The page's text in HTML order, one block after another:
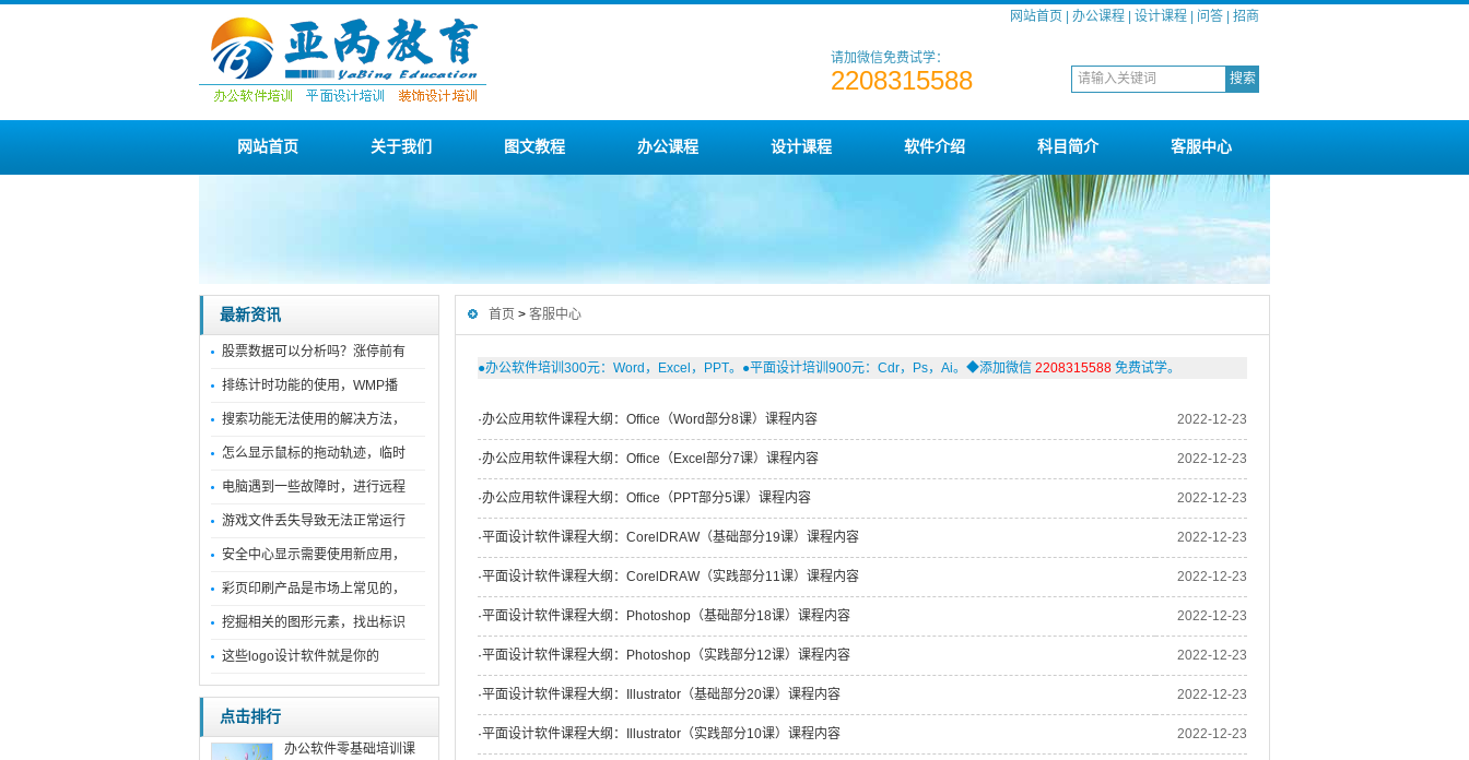
网站首页 办公课程 设计课程 问答 招商
请加微信免费试学：
2208315588
网站首页 关于我们 图文教程 办公课程 设计课程 软件介绍 科目简介 客服中心
最新资讯
股票数据可以分析吗？涨停前有
排练计时功能的使用，WMP播
搜索功能无法使用的解决方法，
怎么显示鼠标的拖动轨迹，临时
电脑遇到一些故障时，进行远程
游戏文件丢失导致无法正常运行
安全中心显示需要使用新应用，
彩页印刷产品是市场上常见的，
挖掘相关的图形元素，找出标识
这些logo设计软件就是你的
点击排行
办公软件零基础培训课
首页 > 客服中心
●办公软件培训300元：Word，Excel，PPT。●平面设计培训900元：Cdr，Ps，Ai。◆添加微信 2208315588 免费试学。
·办公应用软件课程大纲：Office（Word部分8课）课程内容 2022-12-23
·办公应用软件课程大纲：Office（Excel部分7课）课程内容 2022-12-23
·办公应用软件课程大纲：Office（PPT部分5课）课程内容 2022-12-23
·平面设计软件课程大纲：CorelDRAW（基础部分19课）课程内容 2022-12-23
·平面设计软件课程大纲：CorelDRAW（实践部分11课）课程内容 2022-12-23
·平面设计软件课程大纲：Photoshop（基础部分18课）课程内容 2022-12-23
·平面设计软件课程大纲：Photoshop（实践部分12课）课程内容 2022-12-23
·平面设计软件课程大纲：Illustrator（基础部分20课）课程内容 2022-12-23
·平面设计软件课程大纲：Illustrator（实践部分10课）课程内容 2022-12-23